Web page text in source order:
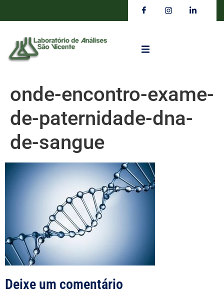
onde-encontro-exame-
de-paternidade-dna-
de-sangue
Deixe um comentário